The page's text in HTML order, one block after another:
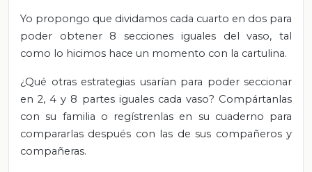
Yo propongo que dividamos cada cuarto en dos para
poder obtener 8 secciones iguales del vaso, tal
como lo hicimos hace un momento con la cartulina.
¿Qué otras estrategias usarían para poder seccionar
en 2, 4 y 8 partes iguales cada vaso? Compártanlas
con su familia o regístrenlas en su cuaderno para
compararlas después con las de sus compañeros y
compañeras.